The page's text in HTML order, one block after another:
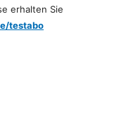
erhalten Sie
testabo